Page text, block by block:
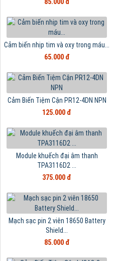
Cảm biến nhịp tim và oxy trong máu...
65.000 đ
Cảm Biến Tiệm Cận PR12-4DN NPN
125.000 đ
Module khuếch đại âm thanh
TPA3116D2 ...
375.000 đ
Mạch sạc pin 2 viên 18650 Battery
Shield...
85.000 đ